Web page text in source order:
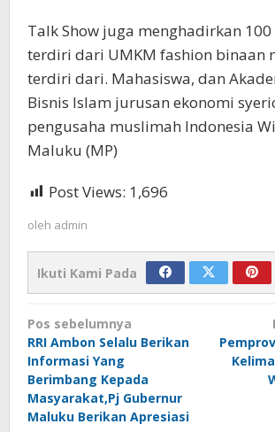
Talk Show juga menghadirkan
terdiri dari UMKM fashion binaan
terdiri dari. Mahasiswa, dan
Bisnis Islam jurusan ekonomi
pengusaha muslimah Indonesia
Maluku (MP)
Post Views: 1,696
oleh admin
Ikuti Kami Pada
Navigasi
pos
Pos sebelumnya
RRI Ambon Selalu Berikan
Informasi Yang
Berimbang Kepada
Masyarakat,Pj Gubernur
Maluku Berikan Apresiasi